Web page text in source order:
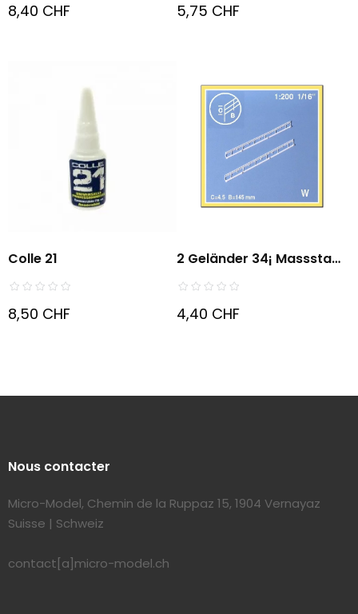
8,40 CHF 5,75 CHF
Colle 21
8,50 CHF
2 Geländer 34¡ Massstab
1:200
4,40 CHF
Nous contacter
Micro-Model, Chemin de la Ruppaz 15, 1904 Vernayaz
Suisse | Schweiz
contact[a]micro-model.ch